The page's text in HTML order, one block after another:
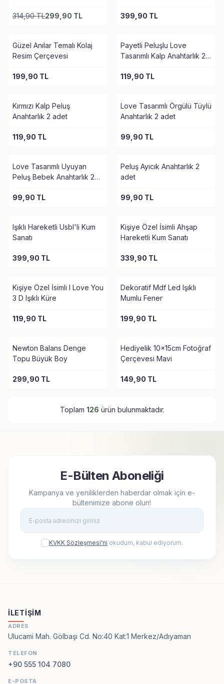
314,90TL299,90 TL 399,90 TL
Güzel Anılar Temalı Kolaj
Resim Çerçevesi
199,90 TL
Payetli Peluşlu Love
Tasarımlı Kalp Anahtarlık 2
119,90 TL
Kırmızı Kalp Peluş
Anahtarlık 2 adet
119,90 TL
Love Tasarımlı Örgülü Tüylü
Anahtarlık 2 adet
99,90 TL
Love Tasarımlı Uyuyan
Peluş Bebek Anahtarlık 2
99,90 TL
Peluş Ayıcık Anahtarlık 2
adet
99,90 TL
Işıklı Hareketli Usbl'li Kum
Sanatı
399,90 TL
Kişiye Özel İsimli Ahşap
Hareketli Kum Sanatı
339,90 TL
Kişiye Özel İsimli I Love You
3 D Işıklı Küre
119,90 TL
Dekoratif Mdf Led Işıklı
Mumlu Fener
199,90 TL
Newton Balans Denge
Topu Büyük Boy
299,90 TL
Hediyelik 10x15cm Fotoğraf
Çerçevesi Mavi
149,90 TL
Toplam 126 ürün bulunmaktadır.
E-Bülten Aboneliği
Kampanya ve yeniliklerden haberdar olmak için e-
bültenimize abone olun!
KVKK Sözleşmesi'ni okudum, kabul ediyorum.
İLETIŞIM
ADRES
Ulucami Mah. Gölbaşı Cd. No:40 Kat:1 Merkez/Adıyaman
TELEFON
+90 555 104 7080
E-POSTA